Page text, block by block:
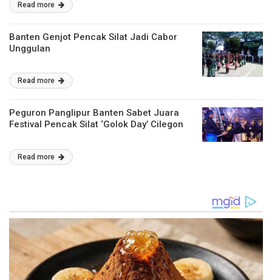
Read more
Banten Genjot Pencak Silat Jadi Cabor
Unggulan
Read more
Peguron Panglipur Banten Sabet Juara
Festival Pencak Silat ‘Golok Day’ Cilegon
Read more